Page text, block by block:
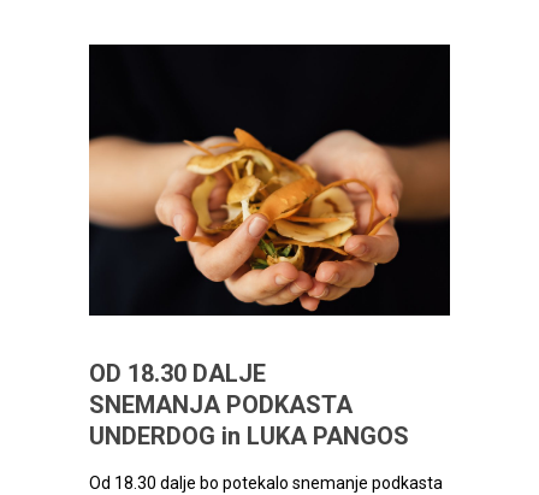
OD 18.30 DALJE
SNEMANJA PODKASTA
UNDERDOG in LUKA PANGOS
Od 18.30 dalje bo potekalo snemanje podkasta